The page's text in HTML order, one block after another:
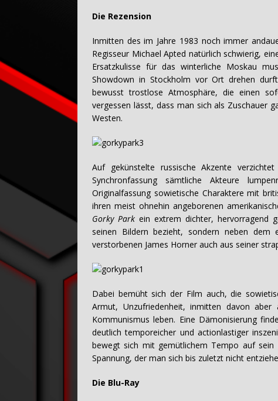
Die Rezension
Inmitten des im Jahre 1983 noch immer
Regisseur Michael Apted natürlich schwierig,
Ersatzkulisse für das winterliche Moskau
Showdown in Stockholm vor Ort drehen
bewusst trostlose Atmosphäre, die einen
vergessen lässt, dass man sich als Zuschauer
Westen.
Auf gekünstelte russische Akzente
Synchronfassung sämtliche Akteure
Originalfassung sowietische Charaktere mit
ihren meist ohnehin angeborenen
Gorky Park ein extrem dichter, hervorragend
seinen Bildern bezieht, sondern neben
verstorbenen James Horner auch aus seiner
Dabei bemüht sich der Film auch, die
Armut, Unzufriedenheit, inmitten davon
Kommunismus leben. Eine Dämonisierung
deutlich temporeicher und actionlastiger
bewegt sich mit gemütlichem Tempo auf
Spannung, der man sich bis zuletzt nicht
Die Blu-Ray